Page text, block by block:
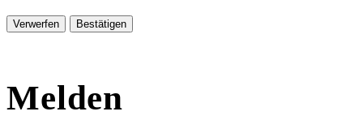
Bestätigen
Melden